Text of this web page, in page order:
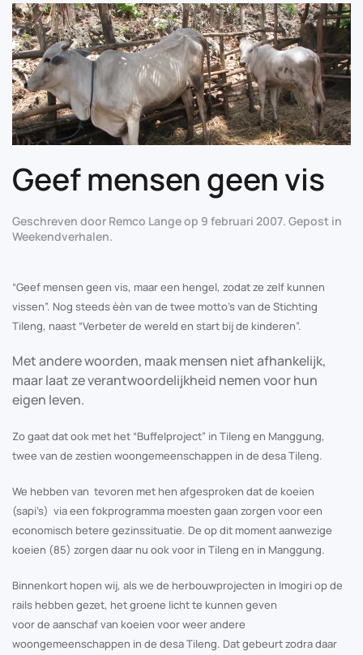
Geef mensen geen vis
Geschreven door Remco Langeop 9 februari 2007. Gepost in
Weekendverhalen.
“Geef mensen geen vis, maar een hengel, zodat ze zelf kunnen
vissen”. Nog steeds èèn van de twee motto’s van de Stichting
Tileng, naast “Verbeter de wereld en start bij de kinderen”.
Met andere woorden, maak mensen niet afhankelijk,
maar laat ze verantwoordelijkheid nemen voor hun
eigen leven.
Zo gaat dat ook met het “Buffelproject” in Tileng en Manggung,
twee van de zestien woongemeenschappen in de desa Tileng.
We hebben van tevoren met hen afgesproken dat de koeien
(sapi’s) via een fokprogramma moesten gaan zorgen voor een
economisch betere gezinssituatie. De op dit moment aanwezige
koeien (85) zorgen daar nu ook voor in Tileng en in Manggung.
Binnenkort hopen wij, als we de herbouwprojecten in Imogiri op de
rails hebben gezet, het groene licht te kunnen geven
voor de aanschaf van koeien voor weer andere
woongemeenschappen in de desa Tileng. Dat gebeurt zodra daar